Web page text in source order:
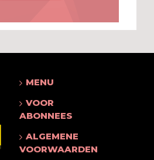
MENU
VOOR
ABONNEES
ALGEMENE
VOORWAARDEN